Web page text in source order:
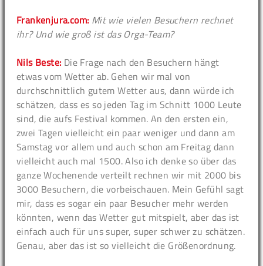
Frankenjura.com: Mit wie vielen Besuchern rechnet
ihr? Und wie groß ist das Orga-Team?
Nils Beste: Die Frage nach den Besuchern hängt
etwas vom Wetter ab. Gehen wir mal von
durchschnittlich gutem Wetter aus, dann würde ich
schätzen, dass es so jeden Tag im Schnitt 1000 Leute
sind, die aufs Festival kommen. An den ersten ein,
zwei Tagen vielleicht ein paar weniger und dann am
Samstag vor allem und auch schon am Freitag dann
vielleicht auch mal 1500. Also ich denke so über das
ganze Wochenende verteilt rechnen wir mit 2000 bis
3000 Besuchern, die vorbeischauen. Mein Gefühl sagt
mir, dass es sogar ein paar Besucher mehr werden
könnten, wenn das Wetter gut mitspielt, aber das ist
einfach auch für uns super, super schwer zu schätzen.
Genau, aber das ist so vielleicht die Größenordnung.